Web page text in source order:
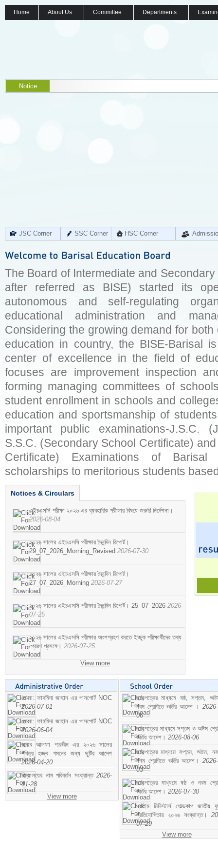
Home About Us Committee Departments
Notice
JSC Corner SSC Corner HSC Corner
The Board of Intermediate and
after referred as BISE) started its
autonomous and self-regulating
educational administration and
Considering the growing demand for
education in country, the BISE-Barisal
center of excellence in the field of
focuses are improvement inspection
forming managing committees of
student enrollment in schools and
education and sportsmanship of
important public examinations-J.S.C.
S.S.C. (Secondary School Certificate)
Certificate) Examinations of
scholarships to meritorious students
Notices & Circulars
এইচএসসি পরীক্ষা ২০২৬-এর ব্যবহারিক পরীক্ষার বিষয়ে জরুরি নির্দেশনা।
2026-08-04
২০২৬ সালের এইচএসসি পরীক্ষার দৈনন্দিন রিপোর্ট।
29_07_2026_Morning_Revised 2026-07-30
২০২৬ সালের এইচএসসি পরীক্ষার দৈনন্দিন রিপোর্ট।
27_07_2026_Morning 2026-07-27
২০২৬ সালের এইচএসসি পরীক্ষার দৈনন্দিন রিপোর্ট। 25_07_2026 2026-
07-25
২০২৬ সালের এইচএসসি পরীক্ষার অংশগ্রহণ করতে ইচ্ছুক পরীক্ষার্থীদের তথ্য
প্রেরণ প্রসঙ্গে। 2026-07-25
View more
মোসা: ফাহমিদা জাহান এর পাসপোর্ট NOC
2026-07-01
মোসা: ফাহমিদা জাহান এর পাসপোর্ট NOC
2026-06-04
জনাব আলফা পারভীন এর ২০২৬ সালের
পবিত্র হজ্জ্ব গমনের জন্য ছুটির আদেশ
2026-04-20
বিদ্যালয়ের নাম পরিবর্তন সংক্রান্ত 2026-
01-28
View more
ছাড়পত্রের মাধ্যমে ষষ্ঠ, সপ্তম,
নবম শ্রেণিতে ভর্তির আদেশ ।
06
ছাড়পত্রের মাধ্যমে সপ্তম ও অষ্টম
ভর্তির আদেশ। 2026-08-06
ছাড়পত্রের মাধ্যমে সপ্তম, অষ্টম,
দশম শ্রেণিতে ভর্তির আদেশ।
03
ছাড়পত্রের মাধ্যমে ষষ্ঠ ও নবম
ভর্তির আদেশ। 2026-07-30
প্রাইম মিনিস্টার্স গোল্ডকাপ জাতীয়
প্রতিযোগিতায় ২০২৬ সংক্রান্ত।
07-29
View more